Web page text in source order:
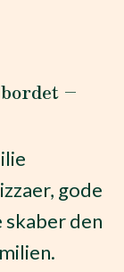
–
gode
den